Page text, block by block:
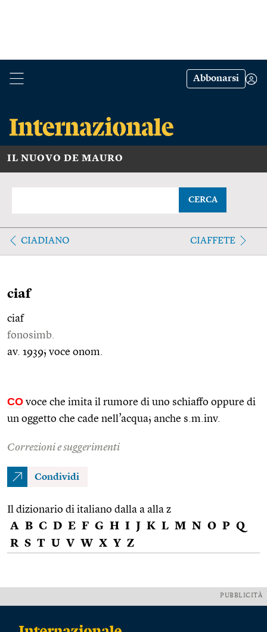
Abbonarsi
IL NUOVO DE MAURO
CERCA
CIADIANO CIAFFETE
ciaf
ciaf
fonosimb.
av. 1939; voce onom.
CO voce che imita il rumore di uno schiaffo oppure di
un oggetto che cade nell’acqua; anche s.m.inv.
Correzioni e suggerimenti
Condividi
Il dizionario di italiano dalla a alla z
A B C D E F G H I J K L M N O P Q
R S T U V W X Y Z
PUBBLICITÀ